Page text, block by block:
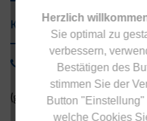
Herzlich
Sie optimal zu
verbessern,
Bestätigen des
stimmen Sie der
Button
welche Cookies
Kontakt
0800 - 1 38 23 55
(gebührenfrei aus